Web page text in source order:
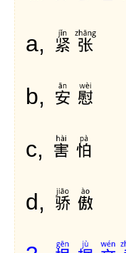
a, 紧张
b, 安慰
c, 害怕
d, 骄傲